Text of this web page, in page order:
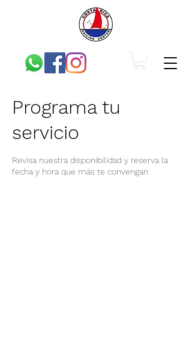
Programa tu
servicio
Revisa nuestra disponibilidad y reserva la
fecha y hora que más te convengan